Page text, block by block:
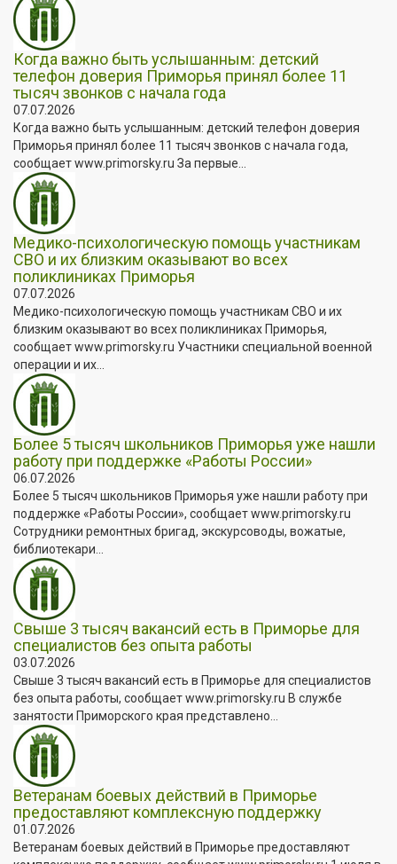
Когда важно быть услышанным: детский
телефон доверия Приморья принял более 11
тысяч звонков с начала года
07.07.2026
Когда важно быть услышанным: детский телефон доверия
Приморья принял более 11 тысяч звонков с начала года,
сообщает www.primorsky.ru За первые...
Медико-психологическую помощь участникам
СВО и их близким оказывают во всех
поликлиниках Приморья
07.07.2026
Медико-психологическую помощь участникам СВО и их
близким оказывают во всех поликлиниках Приморья,
сообщает www.primorsky.ru Участники специальной военной
операции и их...
Более 5 тысяч школьников Приморья уже нашли
работу при поддержке «Работы России»
06.07.2026
Более 5 тысяч школьников Приморья уже нашли работу при
поддержке «Работы России», сообщает www.primorsky.ru
Сотрудники ремонтных бригад, экскурсоводы, вожатые,
библиотекари...
Свыше 3 тысяч вакансий есть в Приморье для
специалистов без опыта работы
03.07.2026
Свыше 3 тысяч вакансий есть в Приморье для специалистов
без опыта работы, сообщает www.primorsky.ru В службе
занятости Приморского края представлено...
Ветеранам боевых действий в Приморье
предоставляют комплексную поддержку
01.07.2026
Ветеранам боевых действий в Приморье предоставляют